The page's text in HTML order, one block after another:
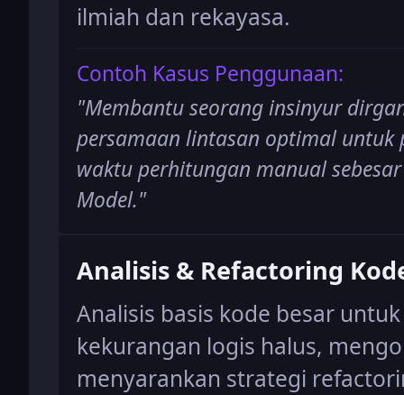
ilmiah dan rekayasa.
Contoh Kasus Penggunaan:
"Membantu seorang insinyur
persamaan lintasan optimal
waktu perhitungan manual
Model."
Analisis & Refactoring
Analisis basis kode besar
kekurangan logis halus,
menyarankan strategi